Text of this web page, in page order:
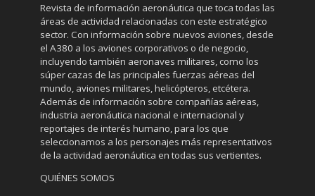
Revista de información aeronáutica que toca todas las
áreas de actividad relacionadas con este estratégico
sector. Con información sobre nuevos aviones, desde
el A380 a los aviones corporativos o de negocio,
incluyendo también aeronaves militares, como los
súper cazas de las principales fuerzas aéreas del
mundo, aviones militares, helicópteros, etcétera.
Además de información sobre compañías aéreas,
industria aeronáutica nacional e internacional y
reportajes de interés humano, para los que
seleccionamos a los personajes más representativos
de la actividad aeronáutica en todas sus vertientes.
QUIÉNES SOMOS